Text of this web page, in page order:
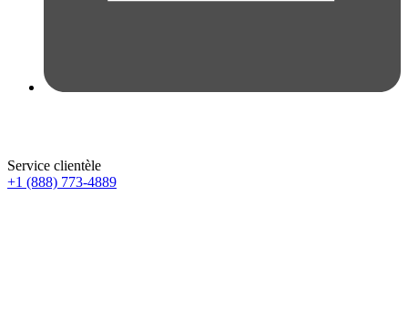
Service clientèle
+1 (888) 773-4889